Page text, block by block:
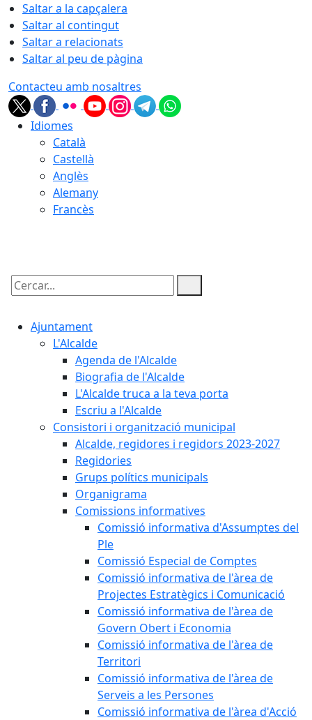
Saltar a la capçalera
Saltar al contingut
Saltar a relacionats
Saltar al peu de pàgina
Contacteu amb nosaltres
Idiomes
Català
Castellà
Anglès
Alemany
Francès
Cercar:
Ajuntament
L'Alcalde
Agenda de l'Alcalde
Biografia de l'Alcalde
L'Alcalde truca a la teva porta
Escriu a l'Alcalde
Consistori i organització municipal
Alcalde, regidores i regidors 2023-2027
Regidories
Grups polítics municipals
Organigrama
Comissions informatives
Comissió informativa d'Assumptes del
Ple
Comissió Especial de Comptes
Comissió informativa de l'àrea de
Projectes Estratègics i Comunicació
Comissió informativa de l'àrea de
Govern Obert i Economia
Comissió informativa de l'àrea de
Territori
Comissió informativa de l'àrea de
Serveis a les Persones
Comissió informativa de l'àrea d'Acció